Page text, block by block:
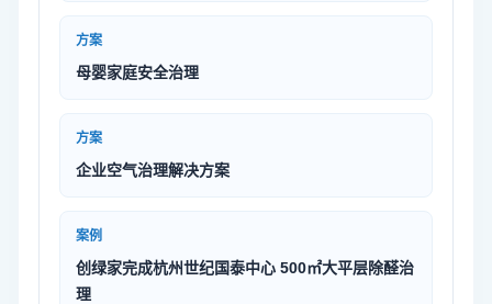
方案
母婴家庭安全治理
方案
企业空气治理解决方案
案例
创绿家完成杭州世纪国泰中心 500㎡大平层除醛治
理